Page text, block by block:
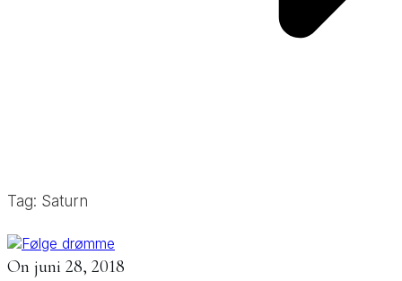
Tag: Saturn
On juni 28, 2018